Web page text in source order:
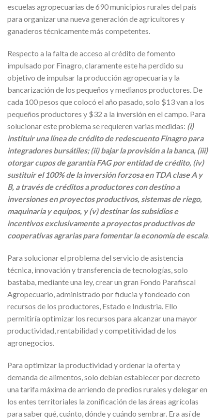
escuelas agropecuarias de 690 municipios rurales del país
para organizar una nueva generación de agricultores y
ganaderos técnicamente más competentes.
Respecto a la falta de acceso al crédito de fomento
impulsado por Finagro, claramente este ha perdido su
objetivo de impulsar la producción agropecuaria y la
bancarización de los pequeños y medianos productores. De
cada 100 pesos que colocó el año pasado, solo $13 van a los
pequeños productores y $32 a la inversión en el campo. Para
solucionar este problema se requieren varias medidas: (i)
instituir una línea de crédito de redescuento Finagro para
integradores bursátiles; (ii) bajar la provisión a la banca, (iii)
otorgar cupos de garantía FAG por entidad de crédito, (iv)
sustituir el 100% de la inversión forzosa en TDA clase A y
B, a través de créditos a productores con destino a
inversiones en proyectos productivos, sistemas de riego,
maquinaria y equipos, y (v) destinar los subsidios e
incentivos exclusivamente a proyectos productivos de
cooperativas agrarias para fomentar la economía de escala.
Para solucionar el problema del servicio de asistencia
técnica, innovación y transferencia de tecnologías, solo
bastaba, mediante una ley, crear un gran Fondo Parafiscal
Agropecuario, administrado por fiducia y fondeado con
recursos de los productores, Estado e Industria. Ello
permitiría optimizar los recursos para alcanzar una mayor
productividad, rentabilidad y competitividad de los
agronegocios.
Para optimizar la productividad y ordenar la oferta y
demanda de alimentos, solo debían establecer por decreto
una tarifa máxima de arriendo de predios rurales y delegar en
los entes territoriales la zonificación de las áreas agrícolas
para saber qué, cuánto, dónde y cuándo sembrar. Era así de